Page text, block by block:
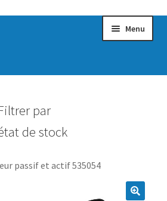
Menu
par
de stock
passif et actif 535054